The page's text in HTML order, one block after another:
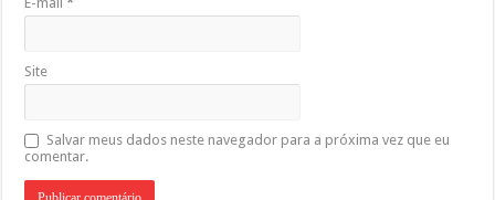
Site
Salvar meus dados neste navegador para a próxima vez que eu
comentar.